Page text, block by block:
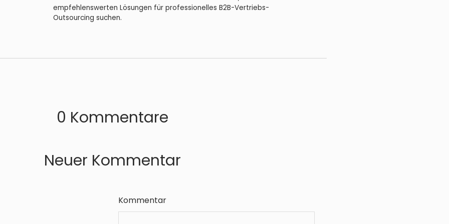
empfehlenswerten Lösungen für professionelles B2B-Vertriebs-
Outsourcing suchen.
0 Kommentare
Neuer Kommentar
Kommentar